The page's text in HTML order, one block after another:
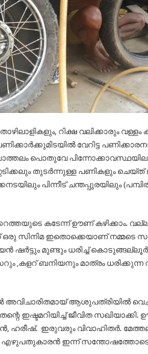
റിക്ഷ വലിക്കാരും
വേറിട്ട
പൊതുവേ
തുടർന്നുള്ള പണികളും ചെയ്ത്
പിന്നീട് ചന്തപ്പുരയിലും
കടേന്ന് ഊണ് കഴിക്കാം. വല്ല
ഒരു സിനിമ ഇതൊക്കെയാണ്
ഷർട്ടും മുണ്ടും ധരിച്ച്
,കളറ് ബനിയനും മാത്രം ധരിക്കുന്ന
ആശുപത്രിയിൽ
ഇഷ്ടമറിയിച്ച് ജീവിത
ഹരീഷ്. ഇരുവരും വിവാഹിതർ.
എഴുപതുകാരൻ ഇന്ന് സന്തോഷത്തോടെ